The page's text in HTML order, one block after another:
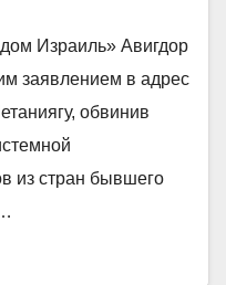
Израиль» Авигдор
заявлением в адрес
обвинив
из стран бывшего